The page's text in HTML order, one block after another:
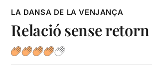
LA DANSA DE LA VENJANÇA
Relació sense retorn